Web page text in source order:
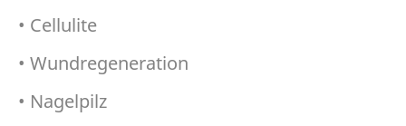
• Cellulite
• Wundregeneration
• Nagelpilz